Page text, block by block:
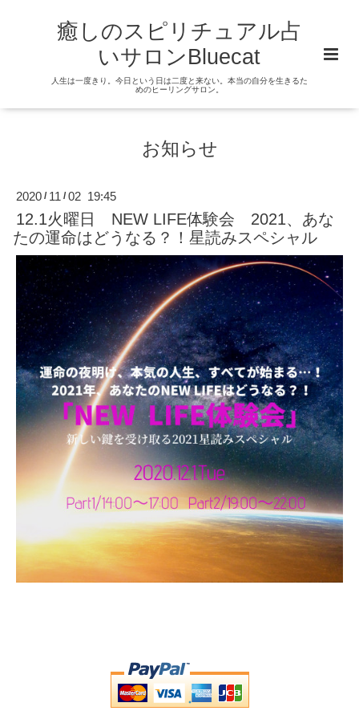
癒しのスピリチュアル占
いサロンBluecat
人生は一度きり。今日という日は二度と来ない。本当の自分を生きるた
めのヒーリングサロン。
お知らせ
2020 / 11 /02 19:45
12.1火曜日 NEW LIFE体験会 2021、あな
たの運命はどうなる？！星読みスペシャル